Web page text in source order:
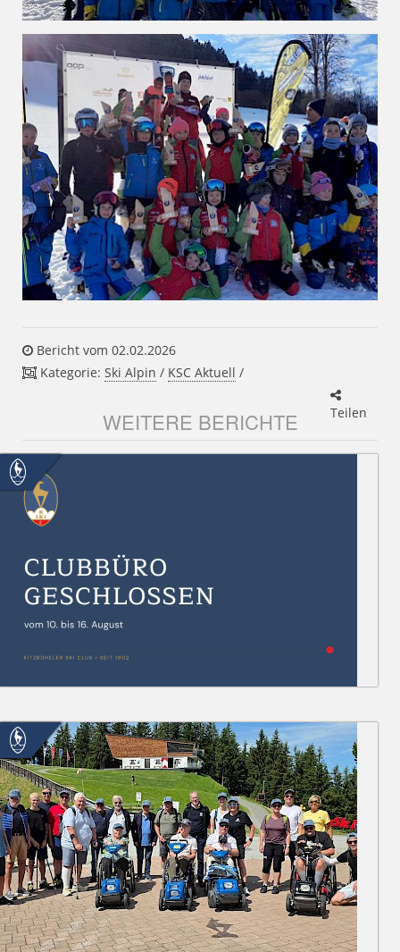
Bericht vom 02.02.2026
Kategorie: Ski Alpin / KSC Aktuell /
Teilen
WEITERE BERICHTE